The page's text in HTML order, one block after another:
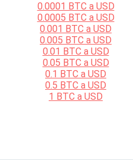
0.0001 BTC a USD
0.0005 BTC a USD
0.001 BTC a USD
0.005 BTC a USD
0.01 BTC a USD
0.05 BTC a USD
0.1 BTC a USD
0.5 BTC a USD
1 BTC a USD